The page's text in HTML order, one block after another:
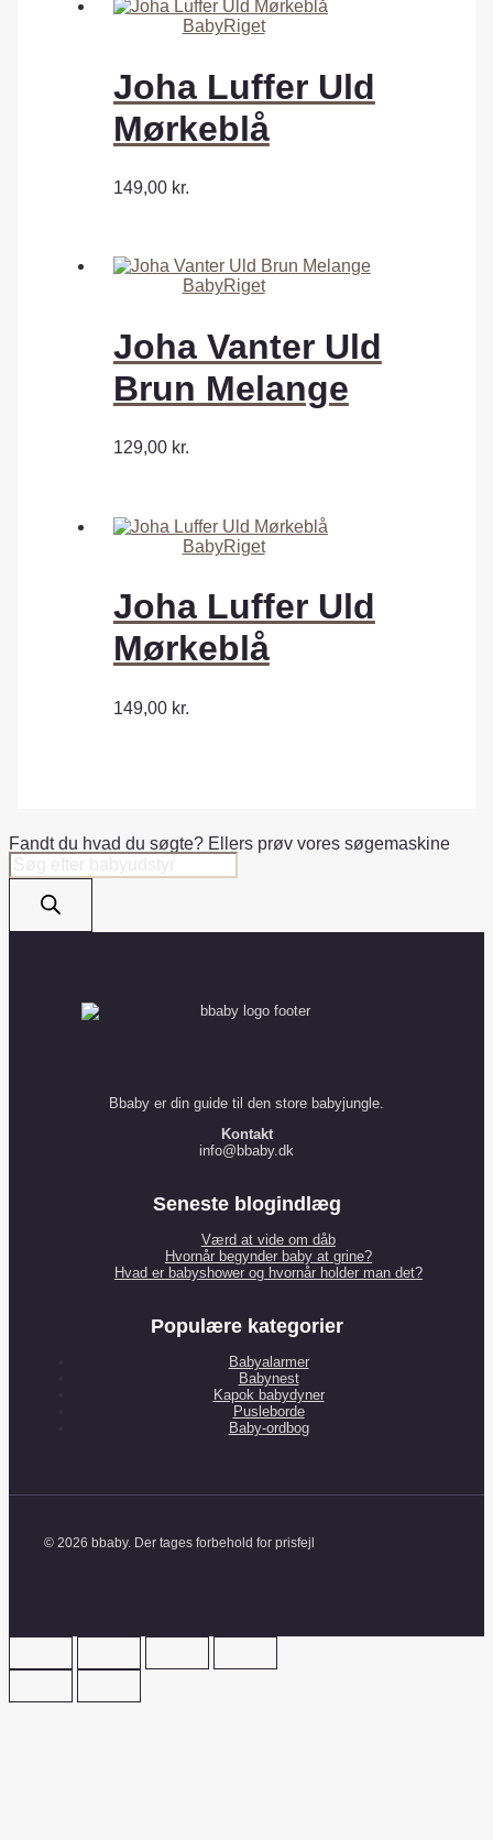
BabyRiget
Joha Luffer Uld
Mørkeblå
149,00 kr.
BabyRiget
Joha Vanter Uld
Brun Melange
129,00 kr.
BabyRiget
Joha Luffer Uld
Mørkeblå
149,00 kr.
Fandt du hvad du søgte? Ellers prøv vores søgemaskine
Products
search
Bbaby er din guide til den store babyjungle.
Kontakt
info@bbaby.dk
Seneste blogindlæg
Værd at vide om dåb
Hvornår begynder baby at grine?
Hvad er babyshower og hvornår holder man det?
Populære kategorier
Babyalarmer
Babynest
Kapok babydyner
Pusleborde
Baby-ordbog
© 2026 bbaby. Der tages forbehold for prisfejl